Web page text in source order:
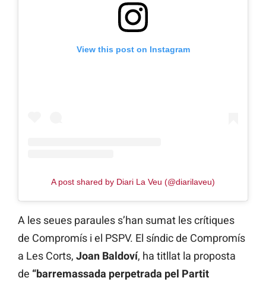
View this post on Instagram
A post shared by Diari La Veu (@diarilaveu)
A les seues paraules s’han sumat les crítiques
de Compromís i el PSPV. El síndic de Compromís
a Les Corts, Joan Baldoví, ha titllat la proposta
de “barremassada perpetrada pel Partit